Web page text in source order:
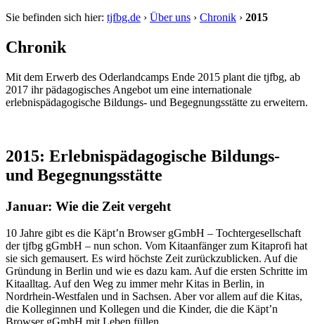
Sie befinden sich hier: tjfbg.de › Über uns › Chronik › 2015
Chronik
Mit dem Erwerb des Oderlandcamps Ende 2015 plant die tjfbg, ab
2017 ihr pädagogisches Angebot um eine internationale
erlebnispädagogische Bildungs- und Begegnungsstätte zu erweitern.
2015: Erlebnispädagogische Bildungs-
und Begegnungsstätte
Januar: Wie die Zeit vergeht
10 Jahre gibt es die Käpt’n Browser gGmbH – Tochtergesellschaft
der tjfbg gGmbH – nun schon. Vom Kitaanfänger zum Kitaprofi hat
sie sich gemausert. Es wird höchste Zeit zurückzublicken. Auf die
Gründung in Berlin und wie es dazu kam. Auf die ersten Schritte im
Kitaalltag. Auf den Weg zu immer mehr Kitas in Berlin, in
Nordrhein-Westfalen und in Sachsen. Aber vor allem auf die Kitas,
die Kolleginnen und Kollegen und die Kinder, die die Käpt’n